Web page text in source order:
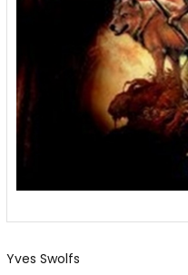
Yves Swolfs